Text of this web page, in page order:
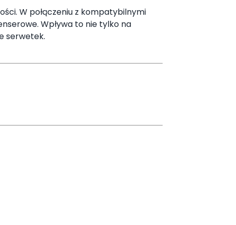
W połączeniu z kompatybilnymi
Wpływa to nie tylko na
serwetek.